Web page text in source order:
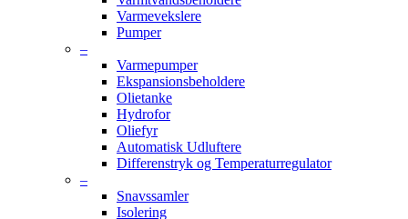
Varmevekslere
Pumper
–
Varmepumper
Ekspansionsbeholdere
Olietanke
Hydrofor
Oliefyr
Automatisk Udluftere
Differenstryk og Temperaturregulator
–
Snavssamler
Isolering